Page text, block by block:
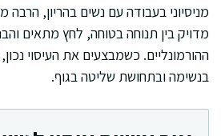
מניסיוני בעבודה עם נשים בהריון,
מדויק בין תנוחה בטוחה, לחץ מתאים
ההורמונליים. כשמבצעים את העיסוי
בנשימה ובתחושת שליטה בגוף.